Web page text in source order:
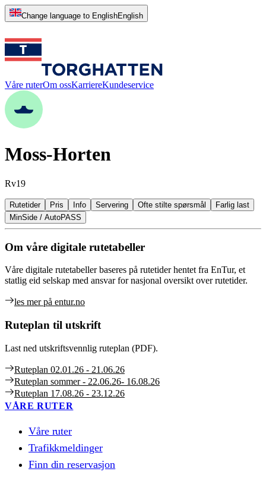
Change language to EnglishEnglish
Våre ruterOm ossKarriereKundeservice
Moss-Horten
Rv19
Rutetider Pris Info Servering Ofte stilte spørsmål
Farlig last
MinSide / AutoPASS
Om våre digitale rutetabeller
Våre digitale rutetabeller baseres på rutetider hentet fra EnTur, et
statlig eid selskap med ansvar for nasjonal oversikt over rutetider.
les mer på entur.no
Ruteplan til utskrift
Last ned utskriftsvennlig ruteplan (PDF).
Ruteplan 02.01.26 - 21.06.26
Ruteplan sommer - 22.06.26- 16.08.26
Ruteplan 17.08.26 - 23.12.26
VÅRE RUTER
Våre ruter
Trafikkmeldinger
Finn din reservasjon